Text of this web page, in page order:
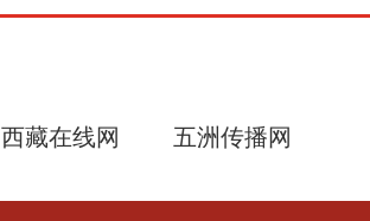
西藏在线网 五洲传播网